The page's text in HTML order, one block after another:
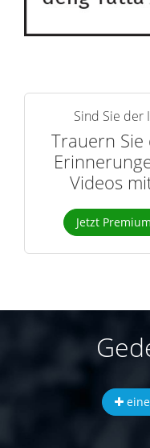
Sind Sie der
Trauern
Videos
Jetzt
eine